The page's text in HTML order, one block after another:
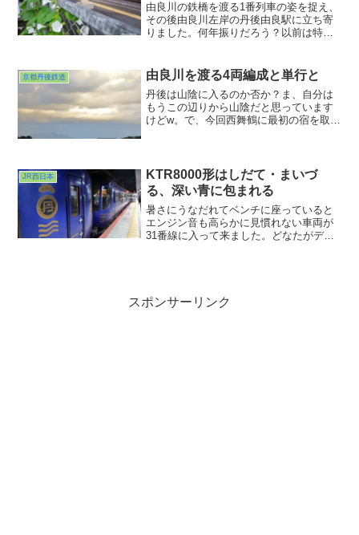
由良川の鉄橋を渡る1番列車の姿を捉え、
その後由良川左岸の丹後由良駅に立ち寄
りました。何年振りだろう？以前は特急
ぁ・・・と思っていたら、通学生を乗せ
た車が続々と駅前にやって来ました。
京都丹後鉄道 由良川を渡る4両編成と単行と
丹後は山陰に入るのか否か？ま、自分は
もうこの辺りから山陰だと思っています
けどw。で、今回西舞鶴に最初の宿を取り
からです。由良川河口に架かる由良川橋
梁。
JR西日本
KTR8000形はしだて・まいづ
る、深い青に包まれる
暑さにうなだれてベンチに座っていると
エンジン音も高らかに見慣れない車両が
31番線に入って来ました。どなたがデザ
スポンサーリンク